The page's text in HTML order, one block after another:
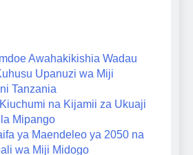
Awahakikishia Wadau
Upanuzi wa Miji
Tanzania
na Kijamii za Ukuaji
Mipango
ya Maendeleo ya 2050 na
wa Miji Midogo